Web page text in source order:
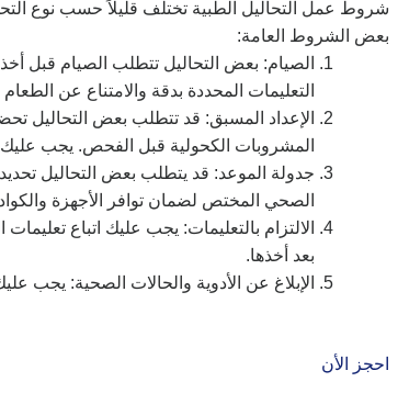
شروط عمل التحاليل الطبية تختلف قليلاً حسب نوع
بعض الشروط العامة:
الصيام: بعض التحاليل تتطلب الصيام قبل
التعليمات المحددة بدقة والامتناع عن
الإعداد المسبق: قد تتطلب بعض التحاليل
المشروبات الكحولية قبل الفحص. يجب عليك
جدولة الموعد: قد يتطلب بعض التحاليل
الصحي المختص لضمان توافر الأجهزة
الالتزام بالتعليمات: يجب عليك اتباع
بعد أخذها.
الإبلاغ عن الأدوية والحالات الصحية: يجب
احجز الأن